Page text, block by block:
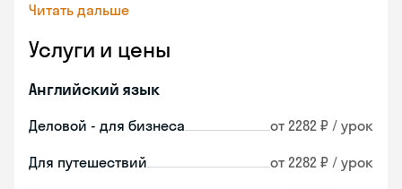
Читать дальше
Услуги и цены
Английский язык
Деловой - для бизнеса от 2282 ₽ / урок
Для путешествий от 2282 ₽ / урок